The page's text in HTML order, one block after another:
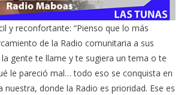
y reconfortante: “Pienso que lo más
de la Radio comunitaria a sus
gente te llame y te sugiera un tema o te
le pareció mal… todo eso se conquista en
nuestra, donde la Radio es prioridad. Ese es